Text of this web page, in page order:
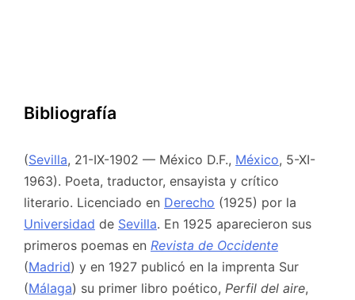
Bibliografía
(Sevilla, 21-IX-1902 — México D.F., México, 5-XI-
1963). Poeta, traductor, ensayista y crítico
literario. Licenciado en Derecho (1925) por la
Universidad de Sevilla. En 1925 aparecieron sus
primeros poemas en Revista de Occidente
(Madrid) y en 1927 publicó en la imprenta Sur
(Málaga) su primer libro poético, Perfil del aire,